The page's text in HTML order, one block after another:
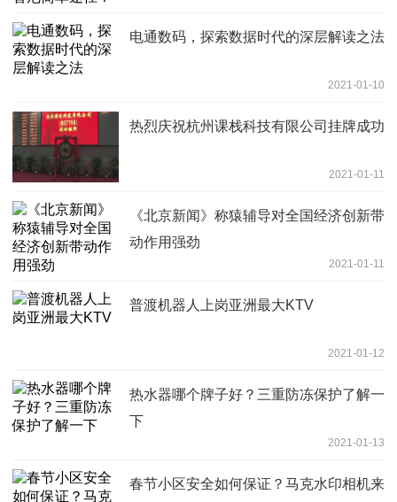
电通数码，探索数据时代的深层解读之法
2021-01-10
热烈庆祝杭州课栈科技有限公司挂牌成功
2021-01-11
《北京新闻》称猿辅导对全国经济创新带
动作用强劲
2021-01-11
普渡机器人上岗亚洲最大KTV
2021-01-12
热水器哪个牌子好？三重防冻保护了解一
下
2021-01-13
春节小区安全如何保证？马克水印相机来